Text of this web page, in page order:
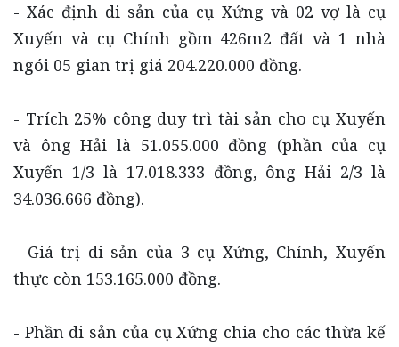
- Xác định di sản của cụ Xứng và 02 vợ là cụ
Xuyến và cụ Chính gồm 426m2 đất và 1 nhà
ngói 05 gian trị giá 204.220.000 đồng.
- Trích 25% công duy trì tài sản cho cụ Xuyến
và ông Hải là 51.055.000 đồng (phần của cụ
Xuyến 1/3 là 17.018.333 đồng, ông Hải 2/3 là
34.036.666 đồng).
- Giá trị di sản của 3 cụ Xứng, Chính, Xuyến
thực còn 153.165.000 đồng.
- Phần di sản của cụ Xứng chia cho các thừa kế